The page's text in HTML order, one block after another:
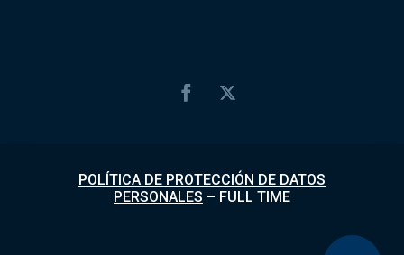
POLÍTICA DE PROTECCIÓN DE DATOS
PERSONALES – FULL TIME